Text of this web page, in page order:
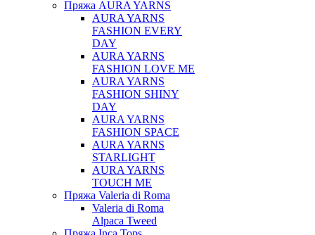
Пряжа AURA YARNS
AURA YARNS
FASHION EVERY
DAY
AURA YARNS
FASHION LOVE ME
AURA YARNS
FASHION SHINY
DAY
AURA YARNS
FASHION SPACE
AURA YARNS
STARLIGHT
AURA YARNS
TOUCH ME
Пряжа Valeria di Roma
Valeria di Roma
Alpaca Tweed